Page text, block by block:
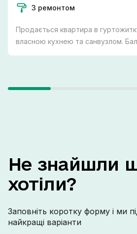
З ремонтом
Продається квартира в
власною кухнею та санвузлом. Балкон-
бажанні покупця залишаються.
Не знайшли
хотіли?
Заповніть коротку форму і ми
найкращі варіанти